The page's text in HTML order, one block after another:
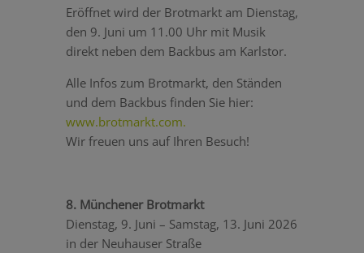
Eröffnet wird der Brotmarkt am Dienstag,
den 9. Juni um 11.00 Uhr mit Musik
direkt neben dem Backbus am Karlstor.
Alle Infos zum Brotmarkt, den Ständen
und dem Backbus finden Sie hier:
www.brotmarkt.com.
Wir freuen uns auf Ihren Besuch!
8. Münchener Brotmarkt
Dienstag, 9. Juni – Samstag, 13. Juni 2026
in der Neuhauser Straße